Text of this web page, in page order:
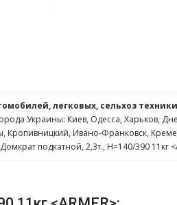
легковых, сельхоз
Украины: Киев, Одесса, Харьков,
Ивано-Франковск,
подкатной, 2,3т., Н=140/390 11кг